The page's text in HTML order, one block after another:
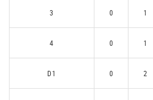
3 0 1
4 0 1
D1 0 2